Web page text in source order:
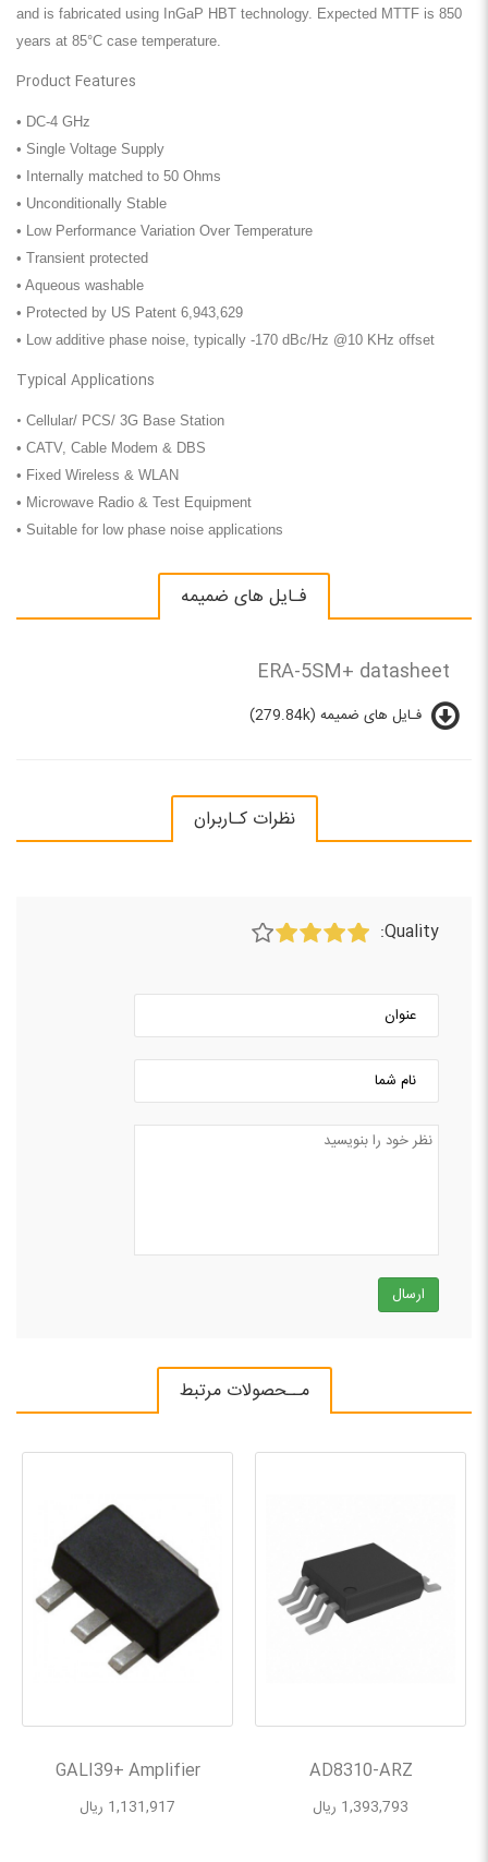
and is fabricated using InGaP HBT technology. Expected MTTF is 850
years at 85°C case temperature.
Product Features
• DC-4 GHz
• Single Voltage Supply
• Internally matched to 50 Ohms
• Unconditionally Stable
• Low Performance Variation Over Temperature
• Transient protected
• Aqueous washable
• Protected by US Patent 6,943,629
• Low additive phase noise, typically -170 dBc/Hz @10 KHz offset
Typical Applications
• Cellular/ PCS/ 3G Base Station
• CATV, Cable Modem & DBS
• Fixed Wireless & WLAN
• Microwave Radio & Test Equipment
• Suitable for low phase noise applications
فـایل های ضمیمه
ERA-5SM+ datasheet
فـایل های ضمیمه (279.84k)
نظرات کـاربران
Quality:
ارسال
مــحصولات مرتبط
AD8310-ARZ
1,393,793 ریال
GALI39+ Amplifier
1,131,917 ریال